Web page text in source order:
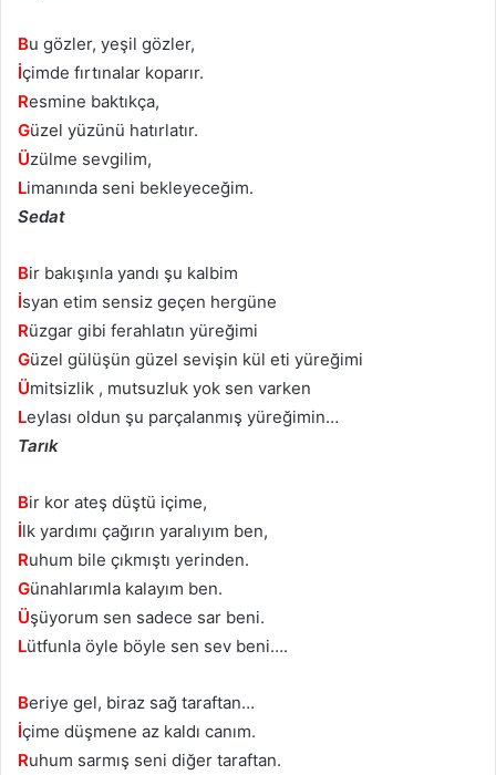
Bu gözler, yeşil gözler,
İçimde fırtınalar koparır.
Resmine baktıkça,
Güzel yüzünü hatırlatır.
Üzülme sevgilim,
Limanında seni bekleyeceğim.
Sedat
Bir bakışınla yandı şu kalbim
İsyan etim sensiz geçen hergüne
Rüzgar gibi ferahlatın yüreğimi
Güzel gülüşün güzel sevişin kül eti yüreğimi
Ümitsizlik , mutsuzluk yok sen varken
Leylası oldun şu parçalanmış yüreğimin…
Tarık
Bir kor ateş düştü içime,
İlk yardımı çağırın yaralıyım ben,
Ruhum bile çıkmıştı yerinden.
Günahlarımla kalayım ben.
Üşüyorum sen sadece sar beni.
Lütfunla öyle böyle sen sev beni….
Beriye gel, biraz sağ taraftan…
İçime düşmene az kaldı canım.
Ruhum sarmış seni diğer taraftan.